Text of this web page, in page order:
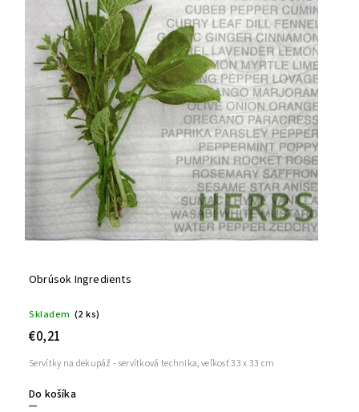
Obrúsok Ingredients
Skladem (2 ks)
€0,21
Do košíka
Servítky na dekupáž - servítková technika, veľkosť 33 x 33 cm